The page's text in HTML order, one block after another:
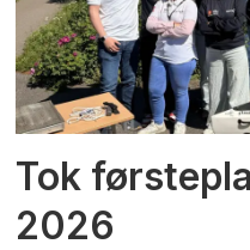
Tok
2026